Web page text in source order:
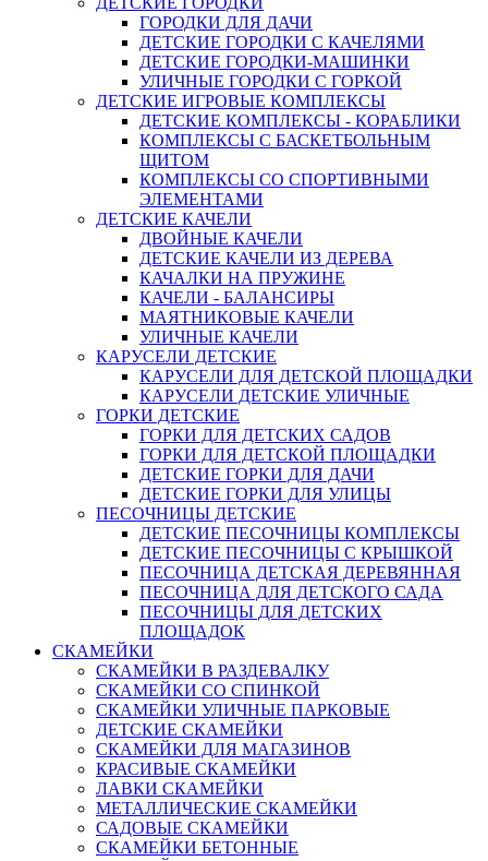
ГОРОДКИ ДЛЯ ДАЧИ
ДЕТСКИЕ ГОРОДКИ С КАЧЕЛЯМИ
ДЕТСКИЕ ГОРОДКИ-МАШИНКИ
УЛИЧНЫЕ ГОРОДКИ С ГОРКОЙ
ДЕТСКИЕ ИГРОВЫЕ КОМПЛЕКСЫ
ДЕТСКИЕ КОМПЛЕКСЫ - КОРАБЛИКИ
КОМПЛЕКСЫ С БАСКЕТБОЛЬНЫМ
ЩИТОМ
КОМПЛЕКСЫ СО СПОРТИВНЫМИ
ЭЛЕМЕНТАМИ
ДЕТСКИЕ КАЧЕЛИ
ДВОЙНЫЕ КАЧЕЛИ
ДЕТСКИЕ КАЧЕЛИ ИЗ ДЕРЕВА
КАЧАЛКИ НА ПРУЖИНЕ
КАЧЕЛИ - БАЛАНСИРЫ
МАЯТНИКОВЫЕ КАЧЕЛИ
УЛИЧНЫЕ КАЧЕЛИ
КАРУСЕЛИ ДЕТСКИЕ
КАРУСЕЛИ ДЛЯ ДЕТСКОЙ ПЛОЩАДКИ
КАРУСЕЛИ ДЕТСКИЕ УЛИЧНЫЕ
ГОРКИ ДЕТСКИЕ
ГОРКИ ДЛЯ ДЕТСКИХ САДОВ
ГОРКИ ДЛЯ ДЕТСКОЙ ПЛОЩАДКИ
ДЕТСКИЕ ГОРКИ ДЛЯ ДАЧИ
ДЕТСКИЕ ГОРКИ ДЛЯ УЛИЦЫ
ПЕСОЧНИЦЫ ДЕТСКИЕ
ДЕТСКИЕ ПЕСОЧНИЦЫ КОМПЛЕКСЫ
ДЕТСКИЕ ПЕСОЧНИЦЫ С КРЫШКОЙ
ПЕСОЧНИЦА ДЕТСКАЯ ДЕРЕВЯННАЯ
ПЕСОЧНИЦА ДЛЯ ДЕТСКОГО САДА
ПЕСОЧНИЦЫ ДЛЯ ДЕТСКИХ
ПЛОЩАДОК
СКАМЕЙКИ
СКАМЕЙКИ В РАЗДЕВАЛКУ
СКАМЕЙКИ СО СПИНКОЙ
СКАМЕЙКИ УЛИЧНЫЕ ПАРКОВЫЕ
ДЕТСКИЕ СКАМЕЙКИ
СКАМЕЙКИ ДЛЯ МАГАЗИНОВ
КРАСИВЫЕ СКАМЕЙКИ
ЛАВКИ СКАМЕЙКИ
МЕТАЛЛИЧЕСКИЕ СКАМЕЙКИ
САДОВЫЕ СКАМЕЙКИ
СКАМЕЙКИ БЕТОННЫЕ